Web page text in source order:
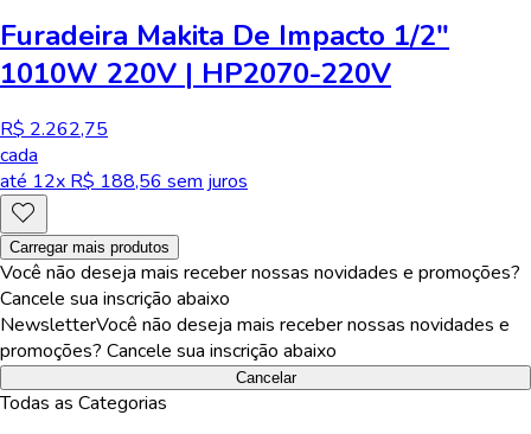
Furadeira Makita De Impacto 1/2"
1010W 220V | HP2070-220V
R$ 2.262,75
cada
até 12x R$ 188,56 sem juros
Carregar mais produtos
Você não deseja mais receber nossas novidades e promoções?
Cancele sua inscrição abaixo
NewsletterVocê não deseja mais receber nossas novidades e
promoções? Cancele sua inscrição abaixo
Cancelar
Todas as Categorias